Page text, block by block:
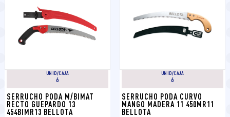
UNID/CAJA
6
SERRUCHO PODA M/BIMAT
RECTO GUEPARDO 13
454BIMR13 BELLOTA
UNID/CAJA
6
SERRUCHO PODA CURVO
MANGO MADERA 11 450MR11
BELLOTA